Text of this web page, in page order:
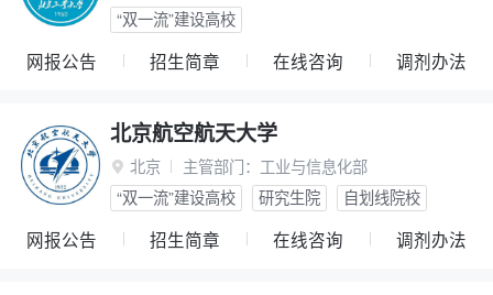
“双一流”建设高校
网报公告 招生简章 在线咨询 调剂办法
北京航空航天大学
 北京 主管部门： 工业与信息化部
“双一流”建设高校
研究生院 自划线院校
网报公告 招生简章 在线咨询 调剂办法